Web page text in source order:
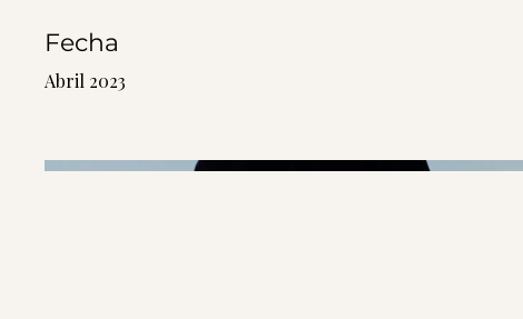
Fecha
Abril 2023